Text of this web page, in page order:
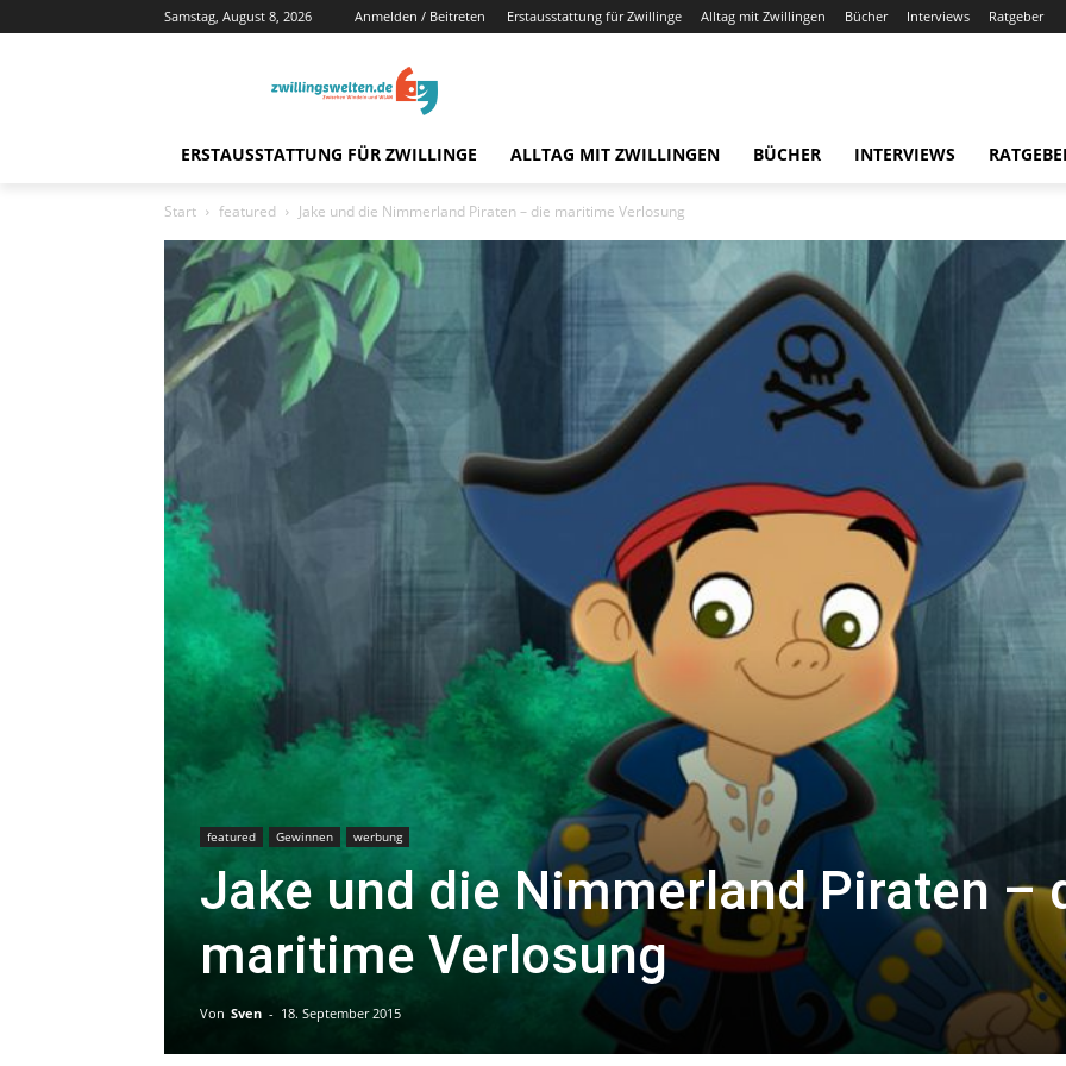
Samstag, August 8, 2026 Anmelden / Beitreten Erstausstattung für Zwillinge Alltag mit Zwillingen Bücher Interviews Ratgeber
ERSTAUSSTATTUNG FÜR ZWILLINGE ALLTAG MIT ZWILLINGEN BÜCHER INTERVIEWS
Start featured Jake und die Nimmerland Piraten – die maritime Verlosung
featured Gewinnen werbung
Jake und die Nimmerland Piraten –
maritime Verlosung
Von Sven - 18. September 2015